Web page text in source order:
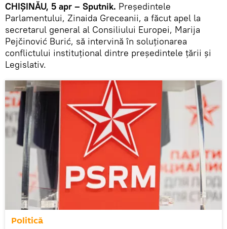
CHIȘINĂU, 5 apr – Sputnik. Președintele
Parlamentului, Zinaida Greceanii, a făcut apel la
secretarul general al Consiliului Europei, Marija
Pejčinović Burić, să intervină în soluționarea
conflictului instituțional dintre președintele țării și
Legislativ.
Politică